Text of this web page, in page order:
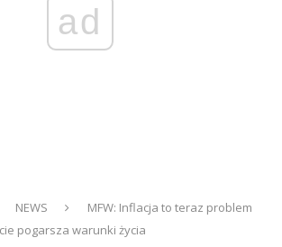
ad
NEWS
MFW: Inflacja to teraz problem
pogarsza warunki życia